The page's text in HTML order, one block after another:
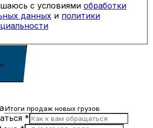
с условиями обработки
данных и политики
*